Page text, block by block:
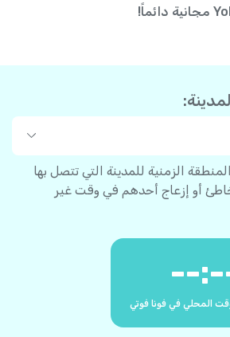
الزمنية للمدينة التي تتصل بها
أو إزعاج أحدهم في وقت غير
--
المحلي في فونا فوتي